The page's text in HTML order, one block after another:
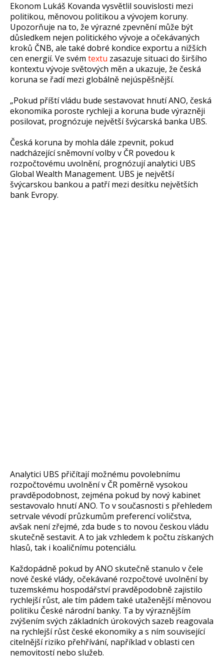
Ekonom Lukáš Kovanda vysvětlil souvislosti mezi
politikou, měnovou politikou a vývojem koruny.
Upozorňuje na to, že výrazné zpevnění může být
důsledkem nejen politického vývoje a očekávaných
kroků ČNB, ale také dobré kondice exportu a nižších
cen energií. Ve svém textu zasazuje situaci do širšího
kontextu vývoje světových měn a ukazuje, že česká
koruna se řadí mezi globálně nejúspěšnější.
„Pokud příští vládu bude sestavovat hnutí ANO, česká
ekonomika poroste rychleji a koruna bude výrazněji
posilovat, prognózuje největší švýcarská banka UBS.
Česká koruna by mohla dále zpevnit, pokud
nadcházející sněmovní volby v ČR povedou k
rozpočtovému uvolnění, prognózují analytici UBS
Global Wealth Management. UBS je největší
švýcarskou bankou a patří mezi desítku největších
bank Evropy.
Analytici UBS přičítají možnému povolebnímu
rozpočtovému uvolnění v ČR poměrně vysokou
pravděpodobnost, zejména pokud by nový kabinet
sestavovalo hnutí ANO. To v současnosti s přehledem
setrvale vévodí průzkumům preferencí voličstva,
avšak není zřejmé, zda bude s to novou českou vládu
skutečně sestavit. A to jak vzhledem k počtu získaných
hlasů, tak i koaličnímu potenciálu.
Každopádně pokud by ANO skutečně stanulo v čele
nové české vlády, očekávané rozpočtové uvolnění by
tuzemskému hospodářství pravděpodobně zajistilo
rychlejší růst, ale tím pádem také utaženější měnovou
politiku České národní banky. Ta by výraznějším
zvýšením svých základních úrokových sazeb reagovala
na rychlejší růst české ekonomiky a s ním související
citelnější riziko přehřívání, například v oblasti cen
nemovitostí nebo služeb.